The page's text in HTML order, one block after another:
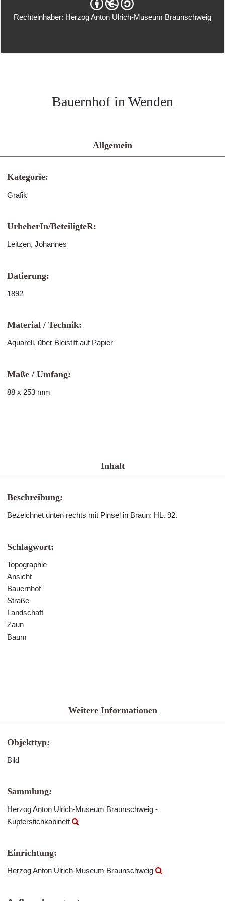
Rechteinhaber: Herzog Anton Ulrich-Museum Braunschweig
Bauernhof in Wenden
Allgemein
Kategorie:
Grafik
UrheberIn/BeteiligteR:
Leitzen, Johannes
Datierung:
1892
Material / Technik:
Aquarell, über Bleistift auf Papier
Maße / Umfang:
88 x 253 mm
Inhalt
Beschreibung:
Bezeichnet unten rechts mit Pinsel in Braun: HL. 92.
Schlagwort:
Topographie
Ansicht
Bauernhof
Straße
Landschaft
Zaun
Baum
Weitere Informationen
Objekttyp:
Bild
Sammlung:
Herzog Anton Ulrich-Museum Braunschweig -
Kupferstichkabinett
Einrichtung:
Herzog Anton Ulrich-Museum Braunschweig